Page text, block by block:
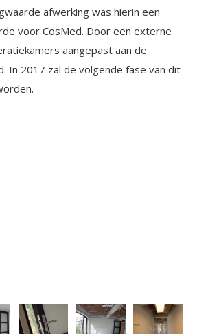
afwerking was hierin een
voor CosMed. Door een externe
aangepast aan de
In 2017 zal de volgende fase van dit